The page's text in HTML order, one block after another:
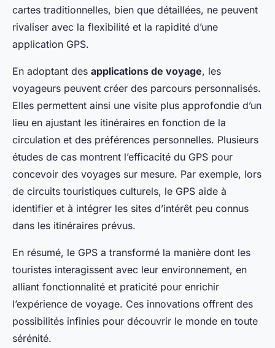
cartes traditionnelles, bien que détaillées, ne peuvent
rivaliser avec la flexibilité et la rapidité d’une
application GPS.
En adoptant des applications de voyage, les
voyageurs peuvent créer des parcours personnalisés.
Elles permettent ainsi une visite plus approfondie d’un
lieu en ajustant les itinéraires en fonction de la
circulation et des préférences personnelles. Plusieurs
études de cas montrent l’efficacité du GPS pour
concevoir des voyages sur mesure. Par exemple, lors
de circuits touristiques culturels, le GPS aide à
identifier et à intégrer les sites d’intérêt peu connus
dans les itinéraires prévus.
En résumé, le GPS a transformé la manière dont les
touristes interagissent avec leur environnement, en
alliant fonctionnalité et praticité pour enrichir
l’expérience de voyage. Ces innovations offrent des
possibilités infinies pour découvrir le monde en toute
sérénité.